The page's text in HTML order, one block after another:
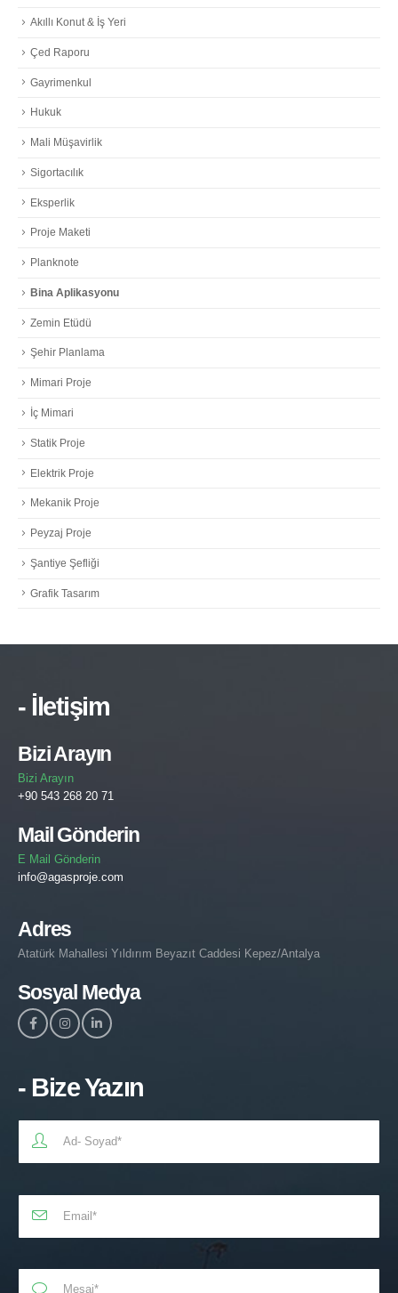
Akıllı Konut & İş Yeri
Çed Raporu
Gayrimenkul
Hukuk
Mali Müşavirlik
Sigortacılık
Eksperlik
Proje Maketi
Planknote
Bina Aplikasyonu
Zemin Etüdü
Şehir Planlama
Mimari Proje
İç Mimari
Statik Proje
Elektrik Proje
Mekanik Proje
Peyzaj Proje
Şantiye Şefliği
Grafik Tasarım
- İletişim
Bizi Arayın
Bizi Arayın
+90 543 268 20 71
Mail Gönderin
E Mail Gönderin
info@agasproje.com
Adres
Atatürk Mahallesi Yıldırım Beyazıt Caddesi Kepez/Antalya
Sosyal Medya
- Bize Yazın